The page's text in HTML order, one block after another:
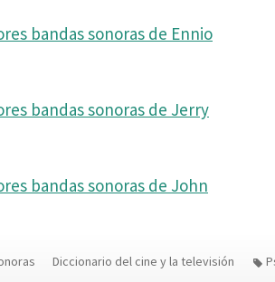
bandas sonoras de Ennio
bandas sonoras de Jerry
bandas sonoras de John
Diccionario del cine y la televisión